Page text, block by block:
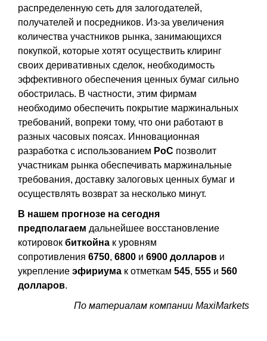
распределенную сеть для залогодателей,
получателей и посредников. Из-за увеличения
количества участников рынка, занимающихся
покупкой, которые хотят осуществить клиринг
своих деривативных сделок, необходимость
эффективного обеспечения ценных бумаг сильно
обострилась. В частности, этим фирмам
необходимо обеспечить покрытие маржинальных
требований, вопреки тому, что они работают в
разных часовых поясах. Инновационная
разработка с использованием PoC позволит
участникам рынка обеспечивать маржинальные
требования, доставку залоговых ценных бумаг и
осуществлять возврат за несколько минут.
В нашем прогнозе на сегодня
предполагаем дальнейшее восстановление
котировок биткойна к уровням
сопротивления 6750, 6800 и 6900 долларов и
укрепление эфириума к отметкам 545, 555 и 560
долларов.
По материалам компании MaxiMarkets